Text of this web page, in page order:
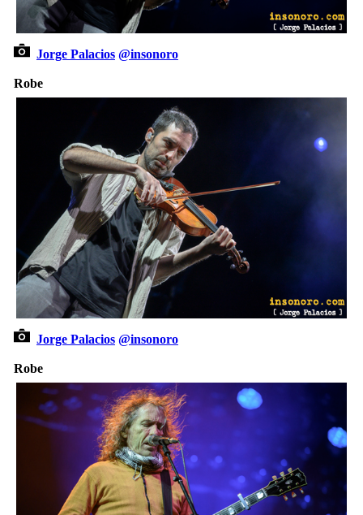
Jorge Palacios @insonoro
Robe
Jorge Palacios @insonoro
Robe